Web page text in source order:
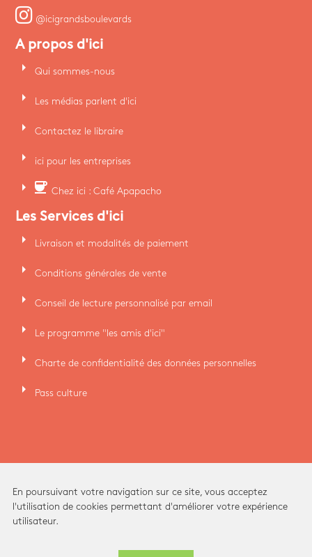
@icigrandsboulevards
A propos d'ici
arrow_right Qui sommes-nous
arrow_right Les médias parlent d'ici
arrow_right Contactez le libraire
arrow_right ici pour les entreprises
arrow_right coffee Chez ici : Café Apapacho
Les Services d'ici
arrow_right Livraison et modalités de paiement
arrow_right Conditions générales de vente
arrow_right Conseil de lecture personnalisé par email
arrow_right Le programme "les amis d'ici"
arrow_right Charte de confidentialité des données personnelles
arrow_right Pass culture
En poursuivant votre navigation sur ce site, vous acceptez
l'utilisation de cookies permettant d'améliorer votre expérience
utilisateur.